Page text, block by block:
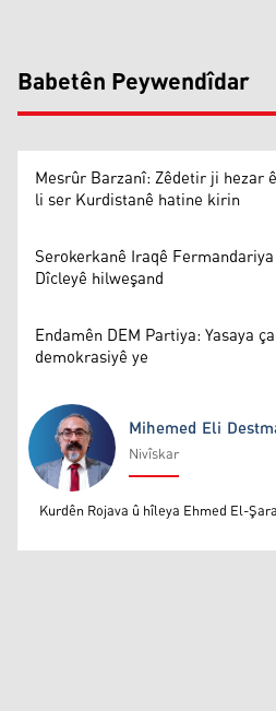
Babetên Peywendîdar
Mesrûr Barzanî: Zêdetir ji hezar
li ser Kurdistanê hatine kirin
Serokerkanê Iraqê
Dîcleyê hilweşand
Endamên DEM Partiya: Yasaya
demokrasiyê ye
Mihemed Eli Destmalî
Mihemed Eli
Nivîskar
Kurdên Rojava û hîleya Ehmed El-Şara